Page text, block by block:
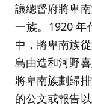
議總督府將卑
一族。1920 年
中，將卑南族
島由造和河野
將卑南族劃歸
的公文或報告